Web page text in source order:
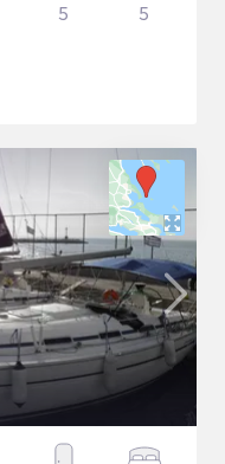
5 5